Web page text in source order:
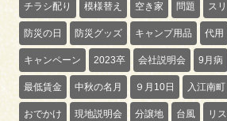
チラシ配り 模様替え 空き家 問題 ス
防災の日 防災グッズ キャンプ用品 代用
キャンペーン 2023卒 会社説明会 9月病
最低賃金 中秋の名月 ９月10日 入江南町
おでかけ 現地説明会 分譲地 台風 リ